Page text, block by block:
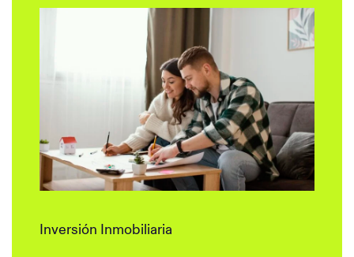
Inversión Inmobiliaria